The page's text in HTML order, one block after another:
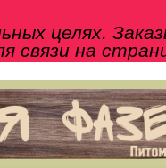
целях.
связи на